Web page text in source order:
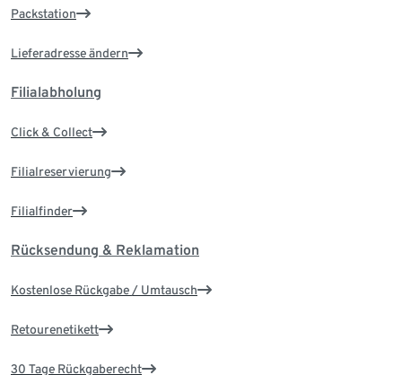
Packstation
Lieferadresse ändern
Filialabholung
Click & Collect
Filialreservierung
Filialfinder
Rücksendung & Reklamation
Kostenlose Rückgabe / Umtausch
Retourenetikett
30 Tage Rückgaberecht